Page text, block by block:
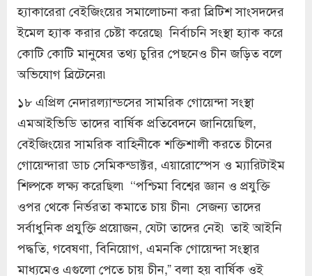
হ্যাকারেরা বেইজিংয়ের সমালোচনা করা ব্রিটিশ সাংসদদের
ইমেল হ্যাক করার চেষ্টা করেছে৷ নির্বাচনি সংস্থা হ্যাক করে
কোটি কোটি মানুষের তথ্য চুরির পেছনেও চীন জড়িত বলে
অভিযোগ ব্রিটেনের৷
১৮ এপ্রিল নেদারল্যান্ডসের সামরিক গোয়েন্দা সংস্থা
এমআইভিডি তাদের বার্ষিক প্রতিবেদনে জানিয়েছিল,
বেইজিংয়ের সামরিক বাহিনীকে শক্তিশালী করতে চীনের
গোয়েন্দারা ডাচ সেমিকন্ডাক্টর, এয়ারোস্পেস ও ম্যারিটাইম
শিল্পকে লক্ষ্য করেছিল৷ ‘‘পশ্চিমা বিশ্বের জ্ঞান ও প্রযুক্তি
ওপর থেকে নির্ভরতা কমাতে চায় চীন৷ সেজন্য তাদের
সর্বাধুনিক প্রযুক্তি প্রয়োজন, যেটা তাদের নেই৷ তাই আইনি
পদ্ধতি, গবেষণা, বিনিয়োগ, এমনকি গোয়েন্দা সংস্থার
মাধ্যমেও এগুলো পেতে চায় চীন,” বলা হয় বার্ষিক ওই